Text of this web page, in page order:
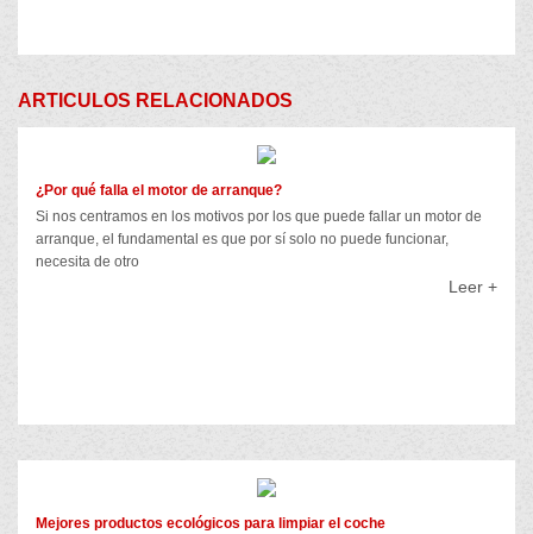
ARTICULOS RELACIONADOS
¿Por qué falla el motor de arranque?
Si nos centramos en los motivos por los que puede fallar un motor de
arranque, el fundamental es que por sí solo no puede funcionar,
necesita de otro
Leer +
Mejores productos ecológicos para limpiar el coche